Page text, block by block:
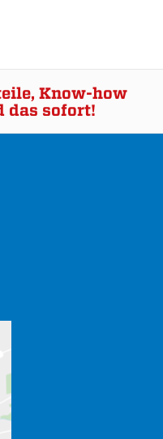
Know-how
das sofort!